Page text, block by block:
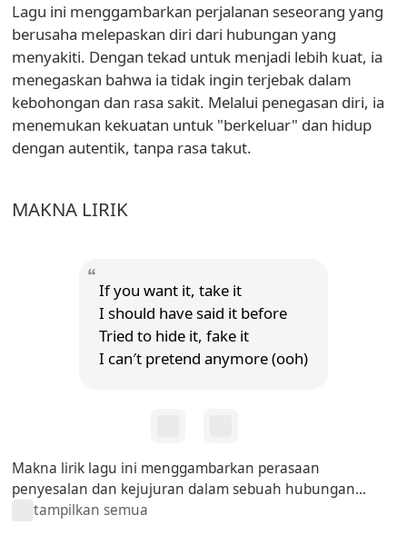
Lagu ini menggambarkan perjalanan seseorang yang
berusaha melepaskan diri dari hubungan yang
menyakiti. Dengan tekad untuk menjadi lebih kuat, ia
menegaskan bahwa ia tidak ingin terjebak dalam
kebohongan dan rasa sakit. Melalui penegasan diri, ia
menemukan kekuatan untuk "berkeluar" dan hidup
dengan autentik, tanpa rasa takut.
MAKNA LIRIK
If you want it, take it
I should have said it before
Tried to hide it, fake it
I can′t pretend anymore (ooh)
Makna lirik lagu ini menggambarkan perasaan
penyesalan dan kejujuran dalam sebuah hubungan...
tampilkan semua